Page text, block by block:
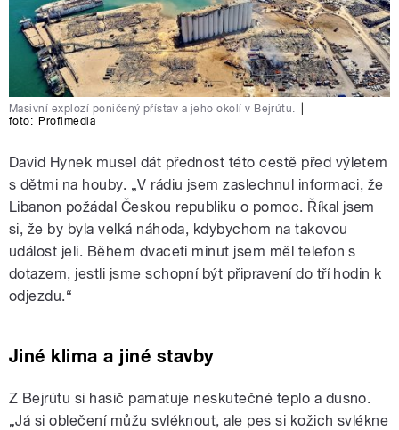
Masivní explozí poničený přístav a jeho okolí v Bejrútu.
foto: Profimedia
David Hynek musel dát přednost této cestě před výletem
s dětmi na houby. „V rádiu jsem zaslechnul informaci, že
Libanon požádal Českou republiku o pomoc. Říkal jsem
si, že by byla velká náhoda, kdybychom na takovou
událost jeli. Během dvaceti minut jsem měl telefon s
dotazem, jestli jsme schopní být připravení do tří hodin k
odjezdu.“
Jiné klima a jiné stavby
Z Bejrútu si hasič pamatuje neskutečné teplo a dusno.
„Já si oblečení můžu svléknout, ale pes si kožich svlékne